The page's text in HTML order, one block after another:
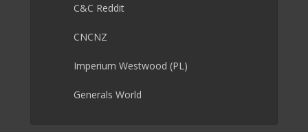
C&C Reddit
CNCNZ
Imperium Westwood (PL)
Generals World